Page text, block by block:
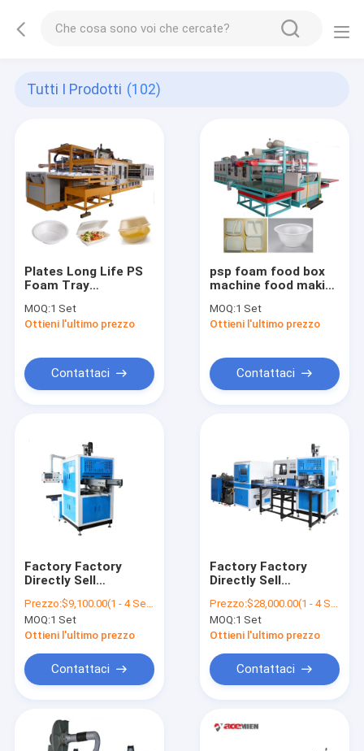
Tutti I Prodotti (102)
Plates Long Life PS
Foam Tray
Making Machine
MOQ:1 Set
Ottieni l'ultimo prezzo
Contattaci
psp foam food box
machine food making
production line
MOQ:1 Set
Ottieni l'ultimo prezzo
Contattaci
Factory Factory
Directly Sell
Paper Box Setting
Size Forming
Packaging Making
Prezzo:$9,100.00(1 - 4 Sets) $8,260.00(>=5 Sets)
MOQ:1 Set
Ottieni l'ultimo prezzo
Contattaci
Factory Factory
Directly Sell
Cardboard Rigid Box
Industrial Package
Wrapping Making
Prezzo:$28,000.00(1 - 4 Sets) $10,500.00(>=5 Sets)
MOQ:1 Set
Ottieni l'ultimo prezzo
Contattaci